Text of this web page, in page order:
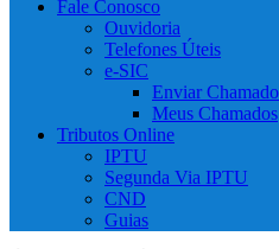
Fale Conosco
Ouvidoria
Telefones Úteis
e-SIC
Enviar Chamado
Meus Chamados
Tributos Online
IPTU
Segunda Via IPTU
CND
Guias